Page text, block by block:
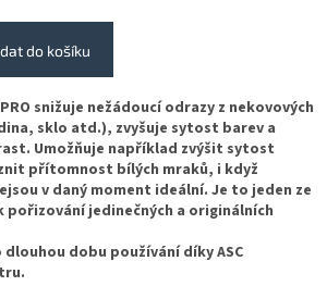
do košíku
snižuje nežádoucí odrazy z nekovových
sklo atd.), zvyšuje sytost barev a
Umožňuje například zvýšit sytost
přítomnost bílých mraků, i když
v daný moment ideální. Je to jeden ze
pořizování jedinečných a originálních
dobu používání díky ASC